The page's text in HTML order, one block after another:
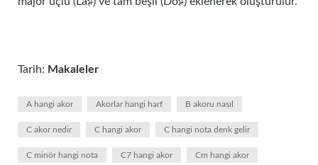
Tarih: Makaleler
A hangi akor Akorlar hangi harf B akoru nasıl
C akor nedir C hangi akor C hangi nota denk gelir
C minör hangi nota C7 hangi akor Cm hangi akor